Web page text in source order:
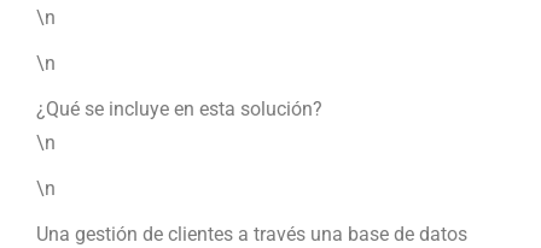
\n
\n
¿Qué se incluye en esta solución?
\n
\n
Una gestión de clientes a través una base de datos